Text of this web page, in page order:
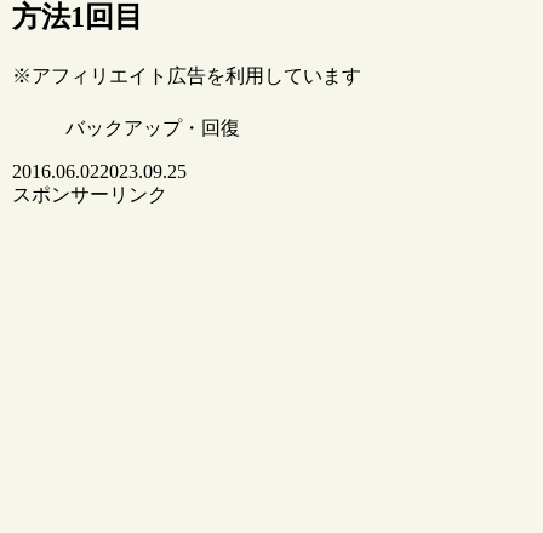
方法1回目
※アフィリエイト広告を利用しています
バックアップ・回復
2016.06.022023.09.25
スポンサーリンク